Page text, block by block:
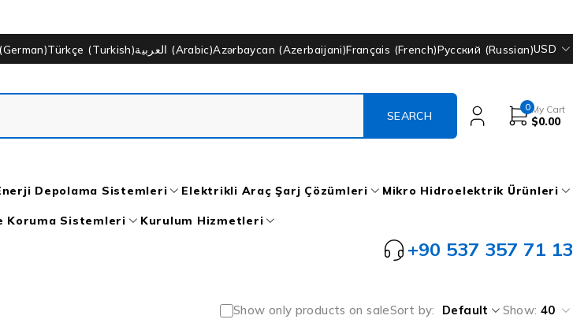
(German)Türkçe (Turkish)العربية (Arabic)Azərbaycan (Azerbaijani)Français (French)Русский (Russian)USD
0 My Cart
$0.00
Depolama Sistemleri Elektrikli Araç Şarj Çözümleri Mikro Hidroelektrik Ürünleri
Koruma Sistemleri Kurulum Hizmetleri
+90 537 357 71 13
Show only products on saleSort by Default Show: 40